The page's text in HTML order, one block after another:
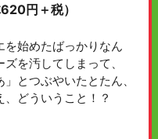
円＋税）
始めたばっかりなん
を汚してしまって、
とつぶやいたとたん、
どういうこと！？